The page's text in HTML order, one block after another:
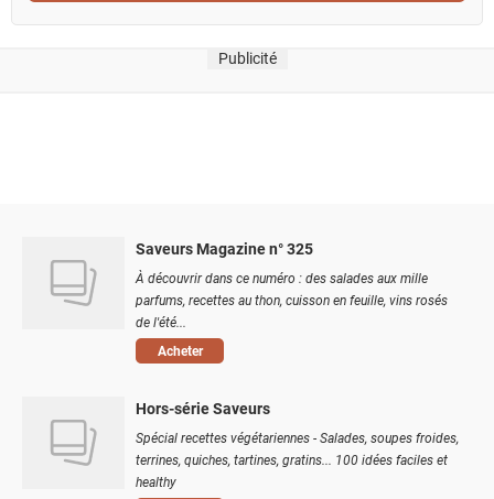
Publicité
Saveurs Magazine n° 325
À découvrir dans ce numéro : des salades aux mille
parfums, recettes au thon, cuisson en feuille, vins rosés
de l'été...
Acheter
Hors-série Saveurs
Spécial recettes végétariennes - Salades, soupes froides,
terrines, quiches, tartines, gratins... 100 idées faciles et
healthy